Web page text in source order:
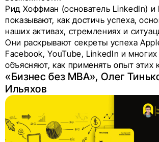
Рид Хоффман (основатель LinkedIn) и
показывают, как достичь успеха,
наших активах, стремлениях и
Они раскрывают секреты успеха
Facebook, YouTube, LinkedIn и многих
объясняют, как применять опыт этих
«Бизнес без MBA», Олег
Ильяхов